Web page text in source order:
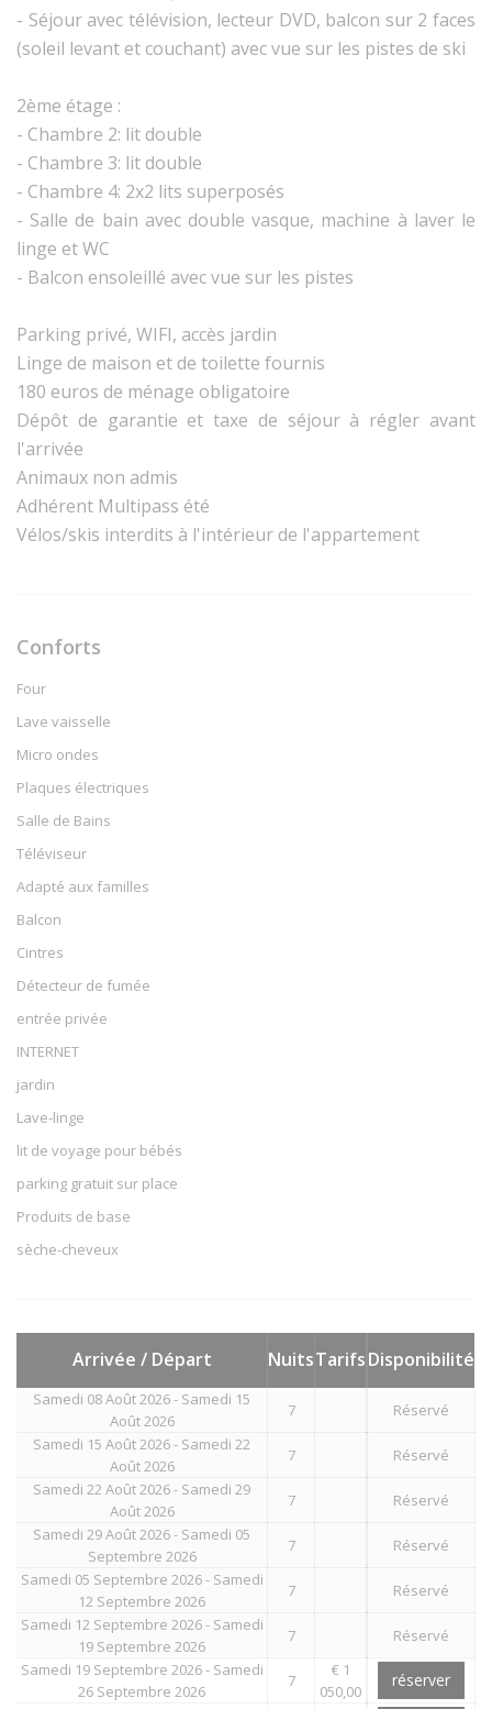
- Séjour avec télévision, lecteur DVD, balcon sur 2 faces
(soleil levant et couchant) avec vue sur les pistes de ski
2ème étage :
- Chambre 2: lit double
- Chambre 3: lit double
- Chambre 4: 2x2 lits superposés
- Salle de bain avec double vasque, machine à laver le
linge et WC
- Balcon ensoleillé avec vue sur les pistes
Parking privé, WIFI, accès jardin
Linge de maison et de toilette fournis
180 euros de ménage obligatoire
Dépôt de garantie et taxe de séjour à régler avant
l'arrivée
Animaux non admis
Adhérent Multipass été
Vélos/skis interdits à l'intérieur de l'appartement
Conforts
Four
Lave vaisselle
Micro ondes
Plaques électriques
Salle de Bains
Téléviseur
Adapté aux familles
Balcon
Cintres
Détecteur de fumée
entrée privée
INTERNET
jardin
Lave-linge
lit de voyage pour bébés
parking gratuit sur place
Produits de base
sèche-cheveux
Arrivée / Départ NuitsTarifsDisponibilité
Samedi 08 Août 2026 - Samedi 15
Août 2026
7
Réservé
Samedi 15 Août 2026 - Samedi 22
Août 2026
7
Réservé
Samedi 22 Août 2026 - Samedi 29
Août 2026
7
Réservé
Samedi 29 Août 2026 - Samedi 05
Septembre 2026
7
Réservé
Samedi 05 Septembre 2026 - Samedi
12 Septembre 2026
7
Réservé
Samedi 12 Septembre 2026 - Samedi
19 Septembre 2026
7
Réservé
Samedi 19 Septembre 2026 - Samedi
26 Septembre 2026
7
€ 1
050,00
réserver